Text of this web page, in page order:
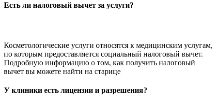
Есть ли налоговый вычет за услуги?
Косметологические услуги относятся к медицинским услугам,
по которым предоставляется социальный налоговый вычет.
Подробную информацию о том, как получить налоговый
вычет вы можете найти на старице
У клиники есть лицензии и разрешения?